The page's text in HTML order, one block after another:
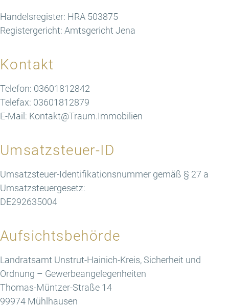
Handelsregister: HRA 503875
Registergericht: Amtsgericht Jena
Kontakt
Telefon: 03601812842
Telefax: 03601812879
E-Mail: Kontakt@Traum.Immobilien
Umsatzsteuer-ID
Umsatzsteuer-Identifikationsnummer gemäß § 27 a
Umsatzsteuergesetz:
DE292635004
Aufsichtsbehörde
Landratsamt Unstrut-Hainich-Kreis, Sicherheit und
Ordnung – Gewerbeangelegenheiten
Thomas-Müntzer-Straße 14
99974 Mühlhausen